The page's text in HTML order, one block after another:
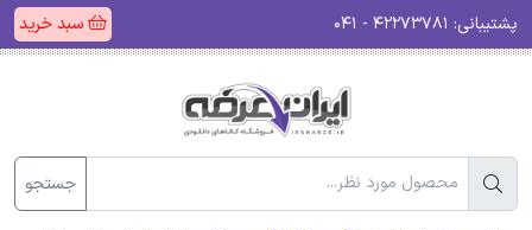
پشتیبانی: سبد خرید
جستجو